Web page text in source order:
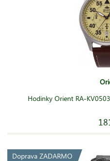
Hodinky Orient RA-
Doprava ZADARMO